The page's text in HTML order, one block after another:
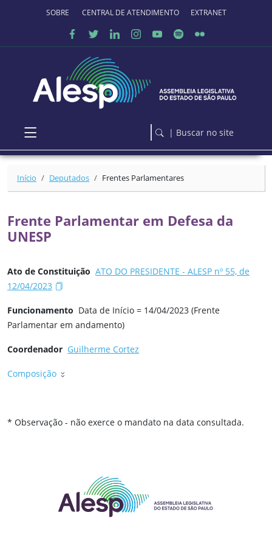
Ir para o conteúdo principal
SOBRE O PORTALCENTRAL DE ATENDIMENTO EXTRANET
| Buscar no site
Início Deputados Frentes Parlamentares
Frente Parlamentar em Defesa da
UNESP
Ato de Constituição ATO DO PRESIDENTE - ALESP nº 55, de
12/04/2023
Funcionamento Data de Início = 14/04/2023 (Frente
Parlamentar em andamento)
Coordenador Guilherme Cortez
Composição
* Observação - não exerce o mandato na data consultada.